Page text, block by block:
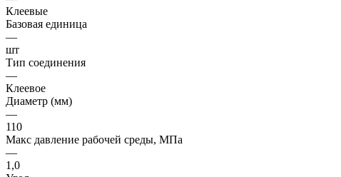
Клеевые
Базовая единица
—
шт
Тип соединения
—
Клеевое
Диаметр (мм)
—
110
Макс давление рабочей среды, МПа
—
1,0